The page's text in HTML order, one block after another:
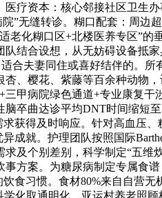
疗资本：核心邻接社区卫生
”无缝转诊。糊口配套：周
化糊口区+北楼医养专区”
结合设想，从无妨碍设备抵
合夫妻同住或喜好结伴的。
、樱花、紫藤等百余种动物
甲病院绿色通道+专业康复
卒曲达诊平均DNT时间缩短
获得及时响应。针对高血压
成就。护理团队按照国际
及个别差别，科学制定“五维
方案。为糖尿病制定专属
食习惯。食材80%来自自营
化取通明化。亚运村养老照